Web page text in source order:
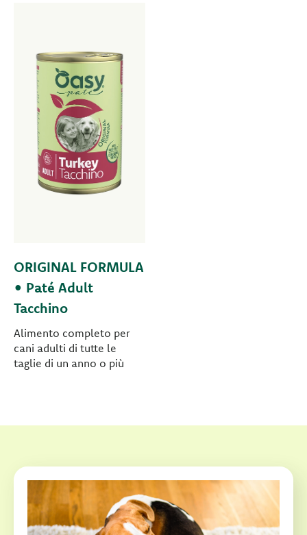
ORIGINAL FORMULA
• Paté Adult
Tacchino
Alimento completo per
cani adulti di tutte le
taglie di un anno o più